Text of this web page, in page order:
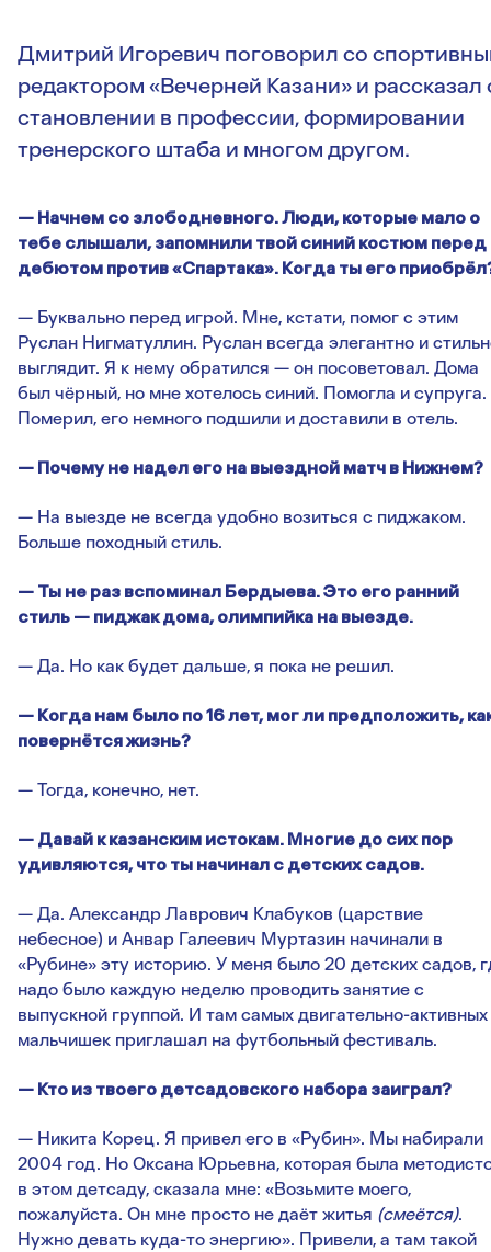
Дмитрий Игоревич поговорил со
редактором «Вечерней Казани» и рассказал
становлении в профессии, формировании
тренерского штаба и многом другом.
— Начнем со злободневного. Люди, которые мало о
тебе слышали, запомнили твой синий костюм перед
дебютом против «Спартака». Когда ты его
— Буквально перед игрой. Мне, кстати, помог с этим
Руслан Нигматуллин. Руслан всегда элегантно и
выглядит. Я к нему обратился — он посоветовал. Дома
был чёрный, но мне хотелось синий. Помогла и супруга.
Померил, его немного подшили и доставили в отель.
— Почему не надел его на выездной матч в Нижнем?
— На выезде не всегда удобно возиться с пиджаком.
Больше походный стиль.
— Ты не раз вспоминал Бердыева. Это его ранний
стиль — пиджак дома, олимпийка на выезде.
— Да. Но как будет дальше, я пока не решил.
— Когда нам было по 16 лет, мог ли предположить,
повернётся жизнь?
— Тогда, конечно, нет.
— Давай к казанским истокам. Многие до сих пор
удивляются, что ты начинал с детских садов.
— Да. Александр Лаврович Клабуков (царствие
небесное) и Анвар Галеевич Муртазин начинали в
«Рубине» эту историю. У меня было 20 детских садов,
надо было каждую неделю проводить занятие с
выпускной группой. И там самых двигательно-активных
мальчишек приглашал на футбольный фестиваль.
— Кто из твоего детсадовского набора заиграл?
— Никита Корец. Я привел его в «Рубин». Мы набирали
2004 год. Но Оксана Юрьевна, которая была
в этом детсаду, сказала мне: «Возьмите моего,
пожалуйста. Он мне просто не даёт житья (смеётся).
Нужно девать куда-то энергию». Привели, а там такой